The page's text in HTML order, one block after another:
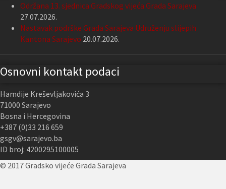
Održana 13. sjednica Gradskog vijeća Grada Sarajeva
27.07.2026.
Nastavak podrške Grada Sarajeva Udruženju slijepih
Kantona Sarajevo 20.07.2026.
Osnovni kontakt podaci
Hamdije Kreševljakovića 3
71000 Sarajevo
Bosna i Hercegovina
+387 (0)33 216 659
gsgv@sarajevo.ba
ID broj: 4200295100005
© 2017 Gradsko vijeće Grada Sarajeva